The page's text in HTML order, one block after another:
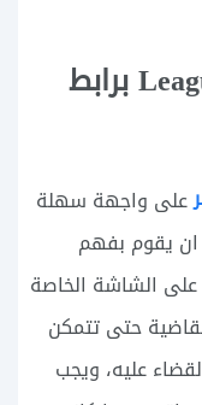
تنزيل لعبة League of Legends برابط
على واجهة سهلة
يقوم بفهم
على الشاشة الخاصة
حتى تتمكن
عليه، ويجب